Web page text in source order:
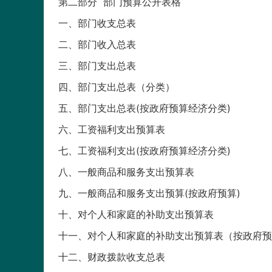
一、部门收支总表
二、部门收入总表
三、部门支出总表
四、部门支出总表（分类）
五、部门支出总表(按政府预算经济分类)
六、工资福利支出预算表
七、工资福利支出(按政府预算经济分类)
八、一般商品和服务支出预算表
九、一般商品和服务支出预算(按政府预算)
十、对个人和家庭的补助支出预算表
十一、对个人和家庭的补助支出预算表（按政府
十二、财政拨款收支总表